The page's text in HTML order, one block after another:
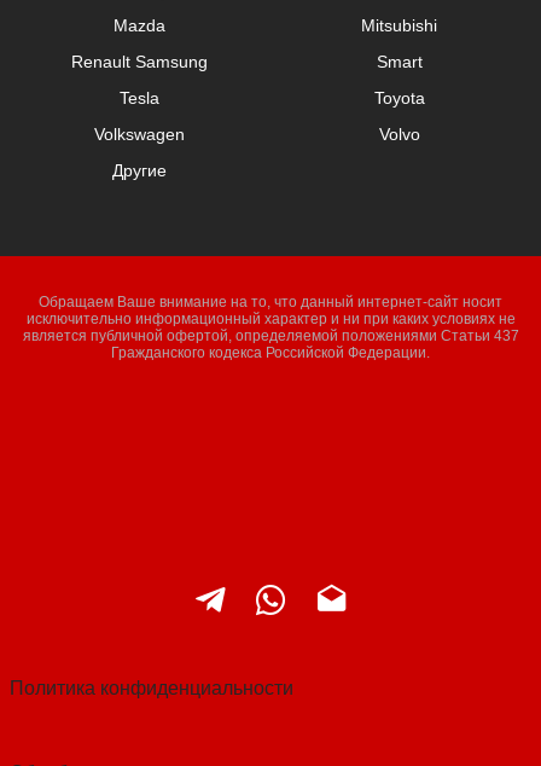
Mazda
Mitsubishi
Renault Samsung
Smart
Tesla
Toyota
Volkswagen
Volvo
Другие
Обращаем Ваше внимание на то, что данный интернет-сайт носит
исключительно информационный характер и ни при каких условиях не
является публичной офертой, определяемой положениями Статьи 437
Гражданского кодекса Российской Федерации.
Политика конфиденциальности